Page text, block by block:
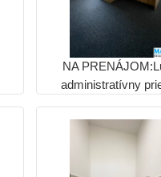
NA
administratívny
náročných